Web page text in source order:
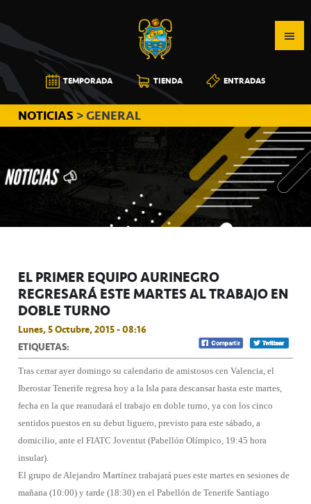
a
la
navegación
principal
al
contenido
principal
a
la
barra
lateral
principal
CB
CANARIAS
TEMPORADA TIENDA ENTRADAS
NOTICIAS > GENERAL
EL PRIMER EQUIPO AURINEGRO
REGRESARÁ ESTE MARTES AL TRABAJO EN
DOBLE TURNO
Lunes, 5 Octubre, 2015 - 08:16
ETIQUETAS:
Tras cerrar ayer domingo su calendario de amistosos cen Valencia, el
Iberostar Tenerife regresa hoy a la Isla para descansar hasta este martes,
fecha en la que reanudará el trabajo en doble turno, ya con los cinco
sentidos puestos en su debut liguero, previsto para este sábado, a
domicilio, ante el FIATC Joventut (Pabellón Olímpico, 19:45 hora
insular).
El grupo de Alejandro Martínez trabajará pues este martes en sesiones de
mañana (10:00) y tarde (18:30) en el Pabellón de Tenerife Santiago